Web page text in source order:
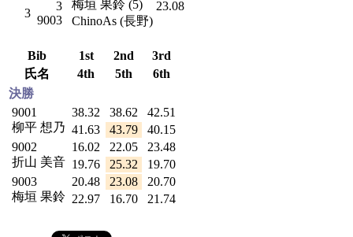
3
3
9003
梅垣 果鈴 (5)
ChinoAs (長野)
23.08
Bib 1st 2nd
3rd
氏名
4th 5th
6th
決勝
9001
柳平 想乃
38.32 38.62
42.51
41.63
43.79
40.15
9002
折山 美音
16.02 22.05
23.48
19.76
25.32
19.70
9003
梅垣 果鈴
20.48 23.08
20.70
22.97
16.70 21.74